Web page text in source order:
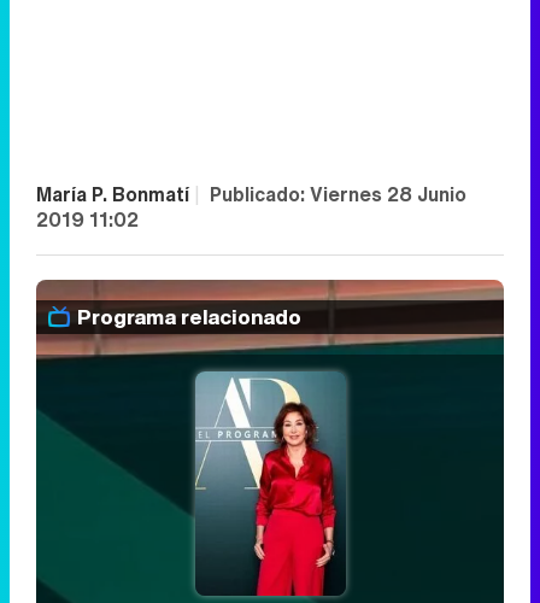
María P. Bonmatí | Publicado:Viernes 28 Junio
2019 11:02
Programa relacionado